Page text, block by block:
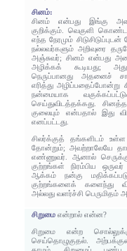
சினம்:
சினம் என்பது இங்கு
குறிக்கும். வெகுளி
எந்த நேரமும்
நல்லவர்களும் அறிவுரை
அஞ்சுவர்; சினம் என்பது
அழிக்கக் கூடியது;
நெருப்பானது அதனைச்
எரித்து அழிப்பதைப்போன்று
நன்மையாக
செய்துவிடத்தக்கது.
குலையும் என்பதால் இது
எனப்பட்டது.
சிலர்க்குத் தங்களிடம்
தோன்றும்; அவற்றாலேயே
எண்ணுவர். ஆனால்
குற்றங்கள் நிரம்பிய
ஆக்கம் நன்கு
குற்றங்களைக் களைந்து
அல்லது வளர்ச்சி பெருமிதம்
சிறுமை என்றால் என்ன?
சிறுமை என்ற
செய்தொழுகுதல்.